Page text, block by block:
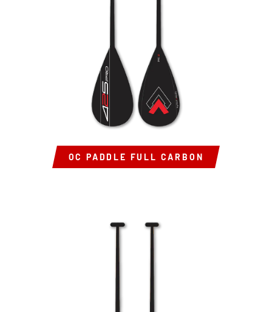
OC PADDLE FULL CARBON